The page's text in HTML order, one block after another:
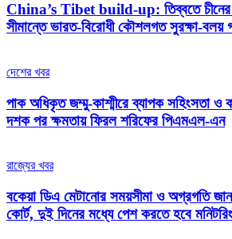
China’s Tibet build-up: তিব্বতে চীনের
সীমান্তে ভারত-বিরোধী কৌশলগত সুরক্ষা-বলয়
দেশের খবর
পাক অধিকৃত জম্মু-কাশ্মীরে ব্যাপক সহিংসতা
দশক পর ক্ষমতায় ফিরল শরিফের পিএমএল-এন
রাজ্যের খবর
বকেয়া ডিএ মেটানোর সময়সীমা ও অগ্রগতি
কোর্ট, দুই দিনের মধ্যে পেশ করতে হবে